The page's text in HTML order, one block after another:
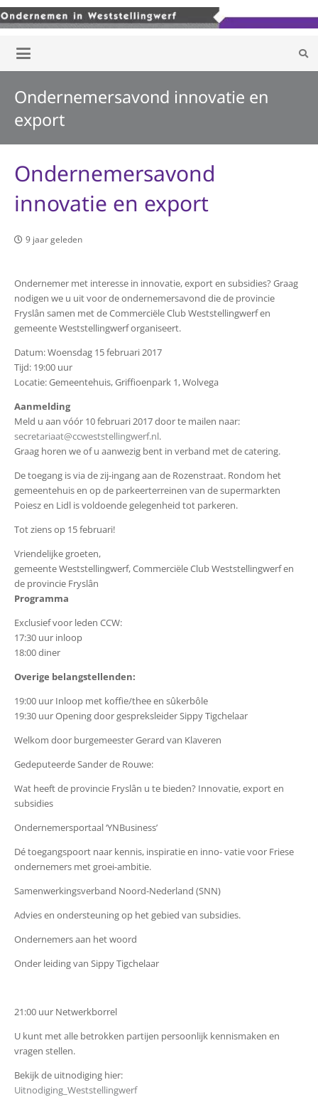
Ondernemersavond innovatie en
export
Ondernemersavond
innovatie en export
9 jaar geleden
Ondernemer met interesse in innovatie, export en subsidies? Graag
nodigen we u uit voor de ondernemersavond die de provincie
Fryslân samen met de Commerciële Club Weststellingwerf en
gemeente Weststellingwerf organiseert.
Datum: Woensdag 15 februari 2017
Tijd: 19:00 uur
Locatie: Gemeentehuis, Griffioenpark 1, Wolvega
Aanmelding
Meld u aan vóór 10 februari 2017 door te mailen naar:
secretariaat@ccweststellingwerf.nl.
Graag horen we of u aanwezig bent in verband met de catering.
De toegang is via de zij-ingang aan de Rozenstraat. Rondom het
gemeentehuis en op de parkeerterreinen van de supermarkten
Poiesz en Lidl is voldoende gelegenheid tot parkeren.
Tot ziens op 15 februari!
Vriendelijke groeten,
gemeente Weststellingwerf, Commerciële Club Weststellingwerf en
de provincie Fryslân
Programma
Exclusief voor leden CCW:
17:30 uur inloop
18:00 diner
Overige belangstellenden:
19:00 uur Inloop met koffie/thee en sûkerbôle
19:30 uur Opening door gespreksleider Sippy Tigchelaar
Welkom door burgemeester Gerard van Klaveren
Gedeputeerde Sander de Rouwe:
Wat heeft de provincie Fryslân u te bieden? Innovatie, export en
subsidies
Ondernemersportaal ‘YNBusiness’
Dé toegangspoort naar kennis, inspiratie en inno- vatie voor Friese
ondernemers met groei-ambitie.
Samenwerkingsverband Noord-Nederland (SNN)
Advies en ondersteuning op het gebied van subsidies.
Ondernemers aan het woord
Onder leiding van Sippy Tigchelaar
21:00 uur Netwerkborrel
U kunt met alle betrokken partijen persoonlijk kennismaken en
vragen stellen.
Bekijk de uitnodiging hier:
Uitnodiging_Weststellingwerf